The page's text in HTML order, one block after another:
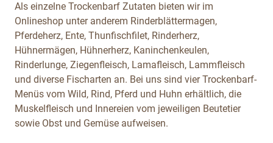
Als einzelne Trockenbarf Zutaten bieten wir im
Onlineshop unter anderem Rinderblättermagen,
Pferdeherz, Ente, Thunfischfilet, Rinderherz,
Hühnermägen, Hühnerherz, Kaninchenkeulen,
Rinderlunge, Ziegenfleisch, Lamafleisch, Lammfleisch
und diverse Fischarten an. Bei uns sind vier Trockenbarf-
Menüs vom Wild, Rind, Pferd und Huhn erhältlich, die
Muskelfleisch und Innereien vom jeweiligen Beutetier
sowie Obst und Gemüse aufweisen.